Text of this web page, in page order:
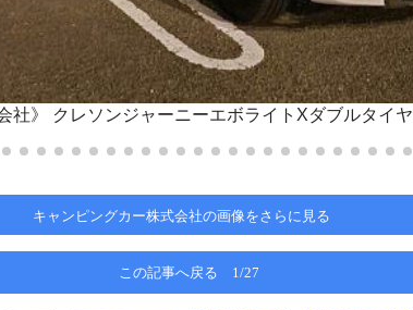
社》 クレソンジャーニーエボライトXダブルタイヤ
キャンピングカー株式会社の画像をさらに見る
この記事へ戻る 1/27